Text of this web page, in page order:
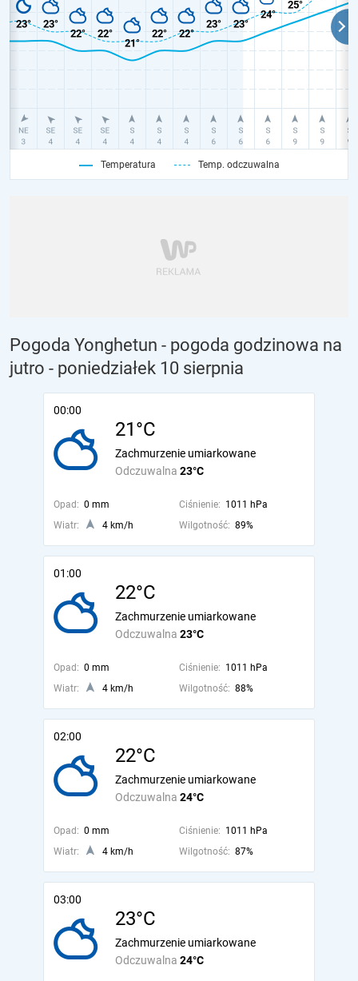
Temperatura Temp. odczuwalna
Pogoda Yonghetun - pogoda godzinowa na
jutro - poniedziałek 10 sierpnia
00:00
21°C
Odczuwalna 23°C
Zachmurzenie umiarkowane
Opad: 0 mm Ciśnienie: 1011 hPa
Wiatr:
4 km/h Wilgotność: 89%
01:00
22°C
Odczuwalna 23°C
Zachmurzenie umiarkowane
Opad: 0 mm Ciśnienie: 1011 hPa
Wiatr:
4 km/h Wilgotność: 88%
02:00
22°C
Odczuwalna 24°C
Zachmurzenie umiarkowane
Opad: 0 mm Ciśnienie: 1011 hPa
Wiatr:
4 km/h Wilgotność: 87%
03:00
23°C
Odczuwalna 24°C
Zachmurzenie umiarkowane